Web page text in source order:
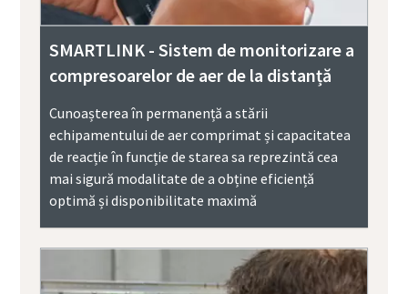
SMARTLINK - Sistem de monitorizare a
compresoarelor de aer de la distanță
Cunoașterea în permanență a stării
echipamentului de aer comprimat și capacitatea
de reacție în funcție de starea sa reprezintă cea
mai sigură modalitate de a obține eficiență
optimă și disponibilitate maximă